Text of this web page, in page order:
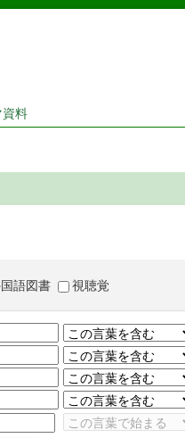
図書館 蔵書検索・予約システム
資料
語図書 視聴覚